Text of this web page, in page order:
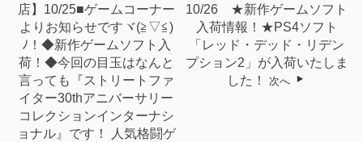
店】10/25■ゲームコーナー
よりお知らせですヾ(≧▽≦)
ﾉ！◆新作ゲームソフト入
荷！◆今回の目玉はなんと
言っても『ストリートファ
イター30thアニバーサリー
コレクションインターナシ
ョナル』です！ 人気格闘ゲ
10/26 ★新作ゲームソフト
入荷情報！★PS4ソフト
「レッド・デッド・リデン
プション2」が入荷いたしま
した！
次へ